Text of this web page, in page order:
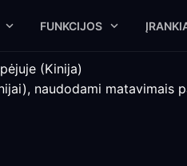
FUNKCIJOS
(Kinija)
naudodami